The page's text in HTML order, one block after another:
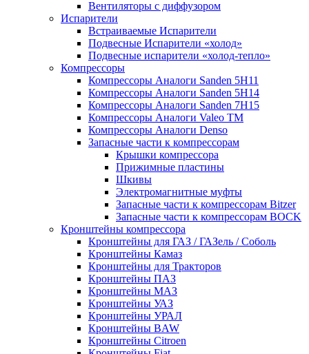
Вентиляторы с диффузором
Испарители
Встраиваемые Испарители
Подвесные Испарители «холод»
Подвесные испарители «холод-тепло»
Компрессоры
Компрессоры Аналоги Sanden 5H11
Компрессоры Аналоги Sanden 5H14
Компрессоры Аналоги Sanden 7H15
Компрессоры Аналоги Valeo ТМ
Компрессоры Аналоги Denso
Запасные части к компрессорам
Крышки компрессора
Прижимные пластины
Шкивы
Электромагнитные муфты
Запасные части к компрессорам Bitzer
Запасные части к компрессорам BOCK
Кронштейны компрессора
Кронштейны для ГАЗ / ГАЗель / Соболь
Кронштейны Камаз
Кронштейны для Тракторов
Кронштейны ПАЗ
Кронштейны МАЗ
Кронштейны УАЗ
Кронштейны УРАЛ
Кронштейны BAW
Кронштейны Citroen